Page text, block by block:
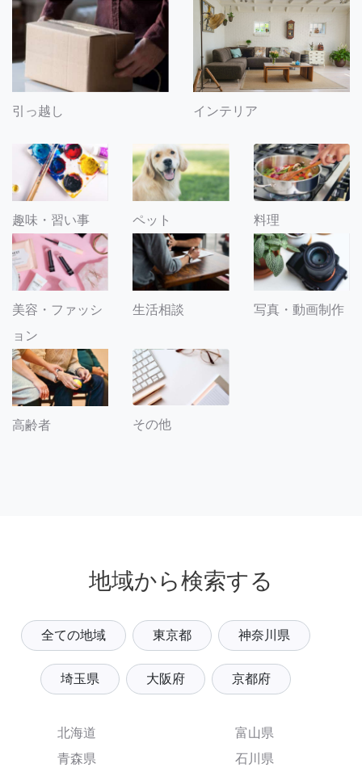
引っ越し インテリア
趣味・習い事 ペット 料理
美容・ファッシ
ョン
生活相談 写真・動画制作
高齢者 その他
地域から検索する
全ての地域 東京都 神奈川県
埼玉県 大阪府 京都府
北海道
青森県
富山県
石川県